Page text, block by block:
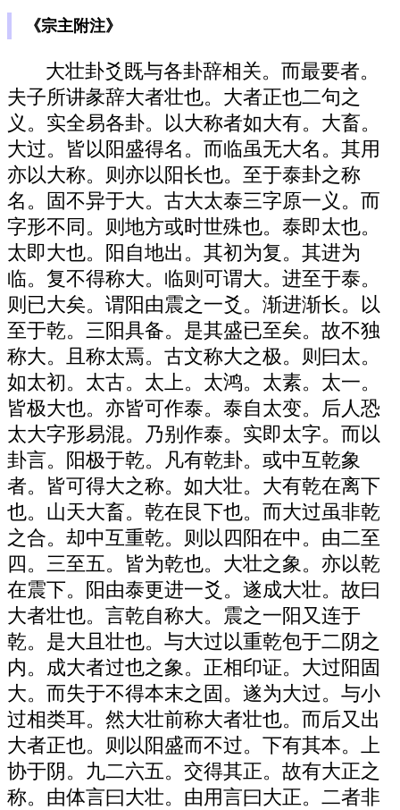
《宗主附注》
大壮卦爻既与各卦辞相关。而最要者。
夫子所讲彖辞大者壮也。大者正也二句之
义。实全易各卦。以大称者如大有。大畜。
大过。皆以阳盛得名。而临虽无大名。其用
亦以大称。则亦以阳长也。至于泰卦之称
名。固不异于大。古大太泰三字原一义。而
字形不同。则地方或时世殊也。泰即太也。
太即大也。阳自地出。其初为复。其进为
临。复不得称大。临则可谓大。进至于泰。
则已大矣。谓阳由震之一爻。渐进渐长。以
至于乾。三阳具备。是其盛已至矣。故不独
称大。且称太焉。古文称大之极。则曰太。
如太初。太古。太上。太鸿。太素。太一。
皆极大也。亦皆可作泰。泰自太变。后人恐
太大字形易混。乃别作泰。实即太字。而以
卦言。阳极于乾。凡有乾卦。或中互乾象
者。皆可得大之称。如大壮。大有乾在离下
也。山天大畜。乾在艮下也。而大过虽非乾
之合。却中互重乾。则以四阳在中。由二至
四。三至五。皆为乾也。大壮之象。亦以乾
在震下。阳由泰更进一爻。遂成大壮。故曰
大者壮也。言乾自称大。震之一阳又连于
乾。是大且壮也。与大过以重乾包于二阴之
内。成大者过也之象。正相印证。大过阳固
大。而失于不得本末之固。遂为大过。与小
过相类耳。然大壮前称大者壮也。而后又出
大者正也。则以阳盛而不过。下有其本。上
协于阴。九二六五。交得其正。故有大正之
称。由体言曰大壮。由用言曰大正。二者非